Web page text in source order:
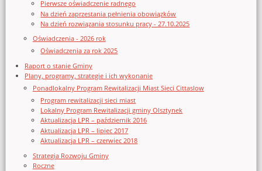
Pierwsze oświadczenie radnego
Na dzień zaprzestania pełnienia obowiązków
Na dzień rozwiązania stosunku pracy - 27.10.2025
Oświadczenia - 2026 rok
Oświadczenia za rok 2025
Raport o stanie Gminy
Plany, programy, strategie i ich wykonanie
Ponadlokalny Program Rewitalizacji Miast Sieci Cittaslow
Program rewitalizacji sieci miast
Lokalny Program Rewitalizacji gminy Olsztynek
Aktualizacja LPR – październik 2016
Aktualizacja LPR – lipiec 2017
Aktualizacja LPR – czerwiec 2018
Strategia Rozwoju Gminy
Roczne